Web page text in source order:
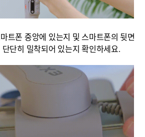
트폰 중앙에 있는지 및 스마트폰의 뒷면
단히 밀착되어 있는지 확인하세요.